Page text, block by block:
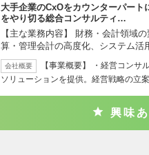
大手企業のCxOをカウンターパー
をやり切る総合コンサルティ…
【主な業務内容】 財務・会計領域
算・管理会計の高度化、システム活
会社概要
【事業概要】 ・経営コン
ソリューションを提供。経営戦略の立
興味あ